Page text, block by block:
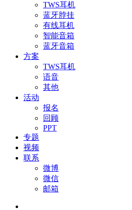
TWS耳机
蓝牙脖挂
有线耳机
智能音箱
蓝牙音箱
方案
TWS耳机
语音
其他
活动
报名
回顾
PPT
专题
视频
联系
微博
微信
邮箱